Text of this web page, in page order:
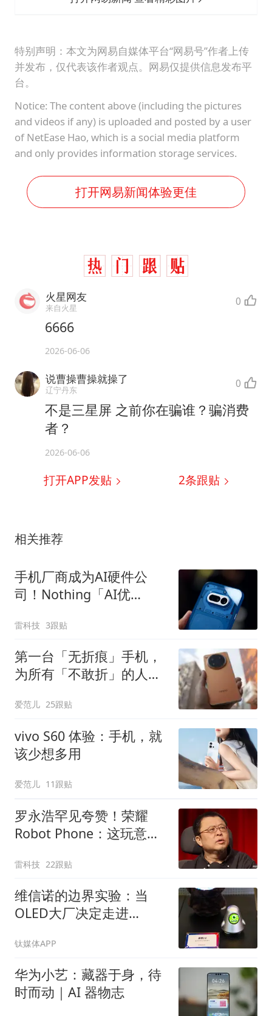
特别声明：本文为网易自媒体平台“网易号”作者上传
并发布，仅代表该作者观点。网易仅提供信息发布平
台。
Notice: The content above (including the pictures
and videos if any) is uploaded and posted by a user
of NetEase Hao, which is a social media platform
and only provides information storage services.
打开网易新闻体验更佳
火星网友
来自火星 0
6666
2026-06-06
说曹操曹操就操了
辽宁丹东 0
不是三星屏 之前你在骗谁？骗消费
者？
2026-06-06
打开APP发贴 2条跟贴
相关推荐
手机厂商成为AI硬件公
司！Nothing「AI优
雷科技 3跟贴
第一台「无折痕」手机，
为所有「不敢折」的人而
爱范儿 25跟贴
vivo S60 体验：手机，就
该少想多用
爱范儿 11跟贴
罗永浩罕见夸赞！荣耀
Robot Phone：这玩意儿
雷科技 22跟贴
维信诺的边界实验：当
OLED大厂决定走进
钛媒体APP
华为小艺：藏器于身，待
时而动｜AI 器物志